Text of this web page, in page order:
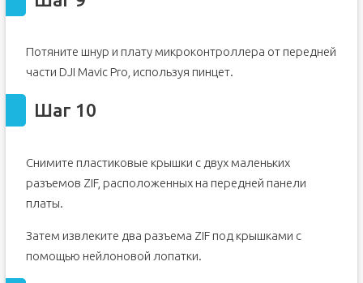
Потяните шнур и плату микроконтроллера от передней
части DJI Mavic Pro, используя пинцет.
Шаг 10
Снимите пластиковые крышки с двух маленьких
разъемов ZIF, расположенных на передней панели
платы.
Затем извлеките два разъема ZIF под крышками с
помощью нейлоновой лопатки.